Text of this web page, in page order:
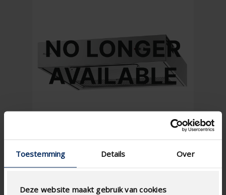
Toestemming Details Over
Deze website maakt gebruik van cookies